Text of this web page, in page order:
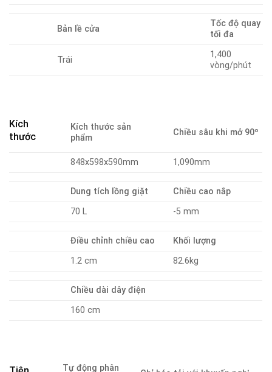
Bản lề cửa
Tốc độ quay
tối đa
Trái
1,400
vòng/phút
Kích
thước
Kích thước sản
phẩm
Chiều sâu khi mở 90º
848x598x590mm 1,090mm
Dung tích lồng giặt
Chiều cao nắp
70 L
-5 mm
Điều chỉnh chiều cao
Khối lượng
1.2 cm
82.6kg
Chiều dài dây điện
160 cm
Tự động phân